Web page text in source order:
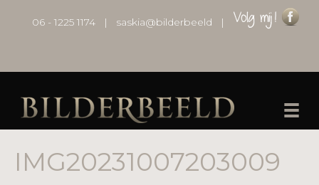
06 - 1225 1174 | saskia@bilderbeeld |
IMG20231007203009